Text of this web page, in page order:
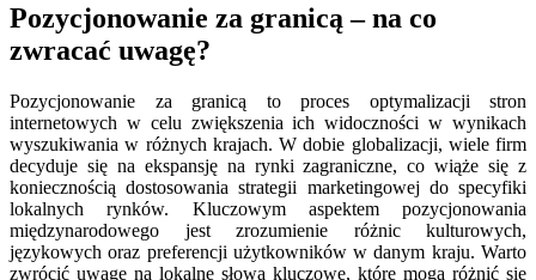
Pozycjonowanie za granicą – na co
zwracać uwagę?
Pozycjonowanie za granicą to proces optymalizacji stron
internetowych w celu zwiększenia ich widoczności w wynikach
wyszukiwania w różnych krajach. W dobie globalizacji, wiele firm
decyduje się na ekspansję na rynki zagraniczne, co wiąże się z
koniecznością dostosowania strategii marketingowej do specyfiki
lokalnych rynków. Kluczowym aspektem pozycjonowania
międzynarodowego jest zrozumienie różnic kulturowych,
językowych oraz preferencji użytkowników w danym kraju. Warto
zwrócić uwagę na lokalne słowa kluczowe, które mogą różnić się